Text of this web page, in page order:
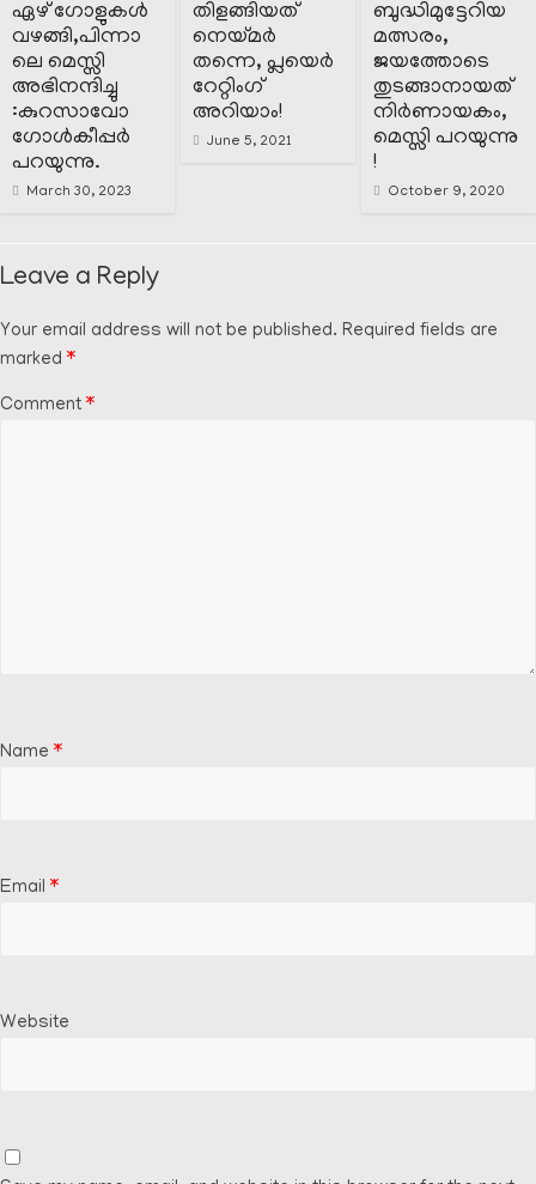
ഏഴ് ഗോളുകൾ
വഴങ്ങി,പിന്നാ
ലെ മെസ്സി
അഭിനന്ദിച്ചു
:കുറസാവോ
ഗോൾകീപ്പർ
പറയുന്നു.
March 30, 2023
തിളങ്ങിയത്
നെയ്മർ
തന്നെ, പ്ലയെർ
റേറ്റിംഗ്
അറിയാം!
June 5, 2021
ബുദ്ധിമുട്ടേറിയ
മത്സരം,
ജയത്തോടെ
തുടങ്ങാനായത്
നിർണായകം,
മെസ്സി പറയുന്നു
!
October 9, 2020
Leave a Reply
Your email address will not be published. Required fields are
marked *
Comment *
Name *
Email *
Website